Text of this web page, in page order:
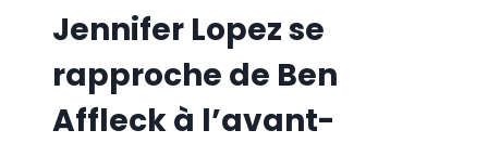
Jennifer Lopez se
rapproche de Ben
Affleck à l’avant-